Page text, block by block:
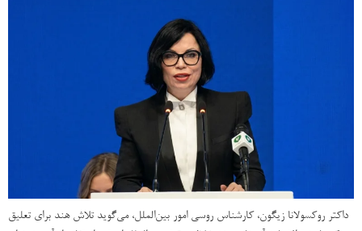
داکتر روکسولانا زیگون، کارشناس روسی امور بین‌الملل، می‌گوید تلاش هند برای تعلیق